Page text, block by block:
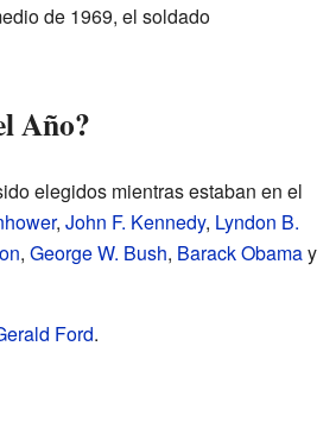
de 1969, el soldado
Año?
elegidos mientras estaban en el
, John F. Kennedy, Lyndon B.
, George W. Bush, Barack Obamay
Ford.